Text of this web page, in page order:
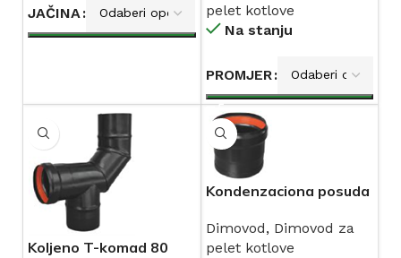
JAČINA
pelet kotlove
Na stanju
PROMJER
Koljeno T-komad 80
Kondenzaciona posuda
Dimovod, Dimovod za
pelet kotlove